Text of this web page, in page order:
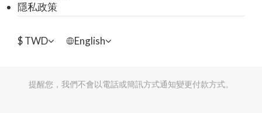
隱私政策
$TWD English
提醒您，我們不會以電話或簡訊方式通知變更付款方式。